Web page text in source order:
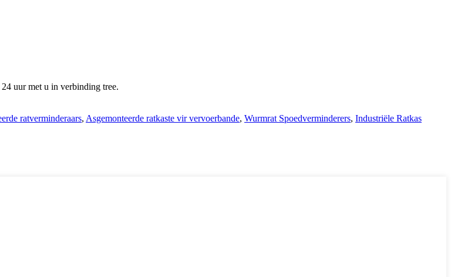
uur met u in verbinding tree.
ratverminderaars, Asgemonteerde ratkaste vir vervoerbande, Wurmrat Spoedverminderers, Industriële Ratkas